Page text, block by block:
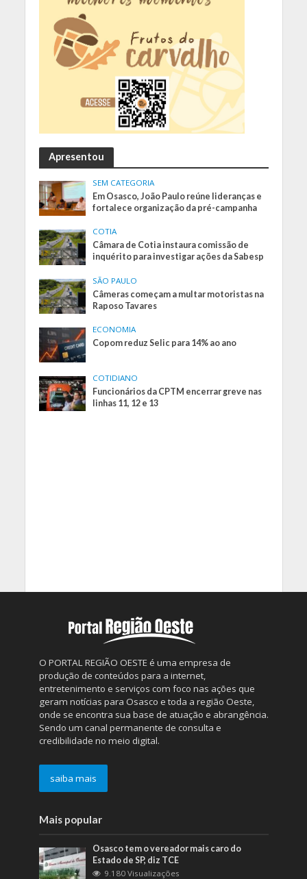
Apresentou
SEM CATEGORIA
Em Osasco, João Paulo reúne lideranças e
fortalece organização da pré-campanha
COTIA
Câmara de Cotia instaura comissão de
inquérito para investigar ações da Sabesp
SÃO PAULO
Câmeras começam a multar motoristas na
Raposo Tavares
ECONOMIA
Copom reduz Selic para 14% ao ano
COTIDIANO
Funcionários da CPTM encerrar greve nas
linhas 11, 12 e 13
O PORTAL REGIÃO OESTE é uma empresa de
produção de conteúdos para a internet,
entretenimento e serviços com foco nas ações que
geram notícias para Osasco e toda a região Oeste,
onde se encontra sua base de atuação e abrangência.
Sendo um canal permanente de consulta e
credibilidade no meio digital.
saiba mais
Mais popular
Osasco tem o vereador mais caro do
Estado de SP, diz TCE
9.180 Visualizações